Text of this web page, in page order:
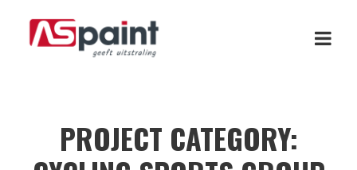
PROJECT CATEGORY: